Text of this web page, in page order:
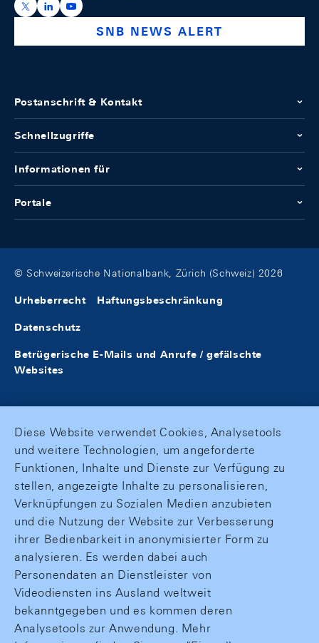
https://x.com/snb_bns
https://ch.linkedin.com/company/swiss-national-
https://www.youtube.com/@swissnationalbank
SNB NEWS ALERT
Postanschrift & Kontakt
Schnellzugriffe
Informationen für
Portale
© Schweizerische Nationalbank, Zürich (Schweiz) 2026
Urheberrecht Haftungsbeschränkung
Datenschutz
Betrügerische E-Mails und Anrufe / gefälschte
Websites
Diese Website verwendet Cookies, Analysetools
und weitere Technologien, um angeforderte
Funktionen, Inhalte und Dienste zur Verfügung zu
stellen, angezeigte Inhalte zu personalisieren,
Verknüpfungen zu Sozialen Medien anzubieten
und die Nutzung der Website zur Verbesserung
ihrer Bedienbarkeit in anonymisierter Form zu
analysieren. Es werden dabei auch
Personendaten an Dienstleister von
Videodiensten ins Ausland weltweit
bekanntgegeben und es kommen deren
Analysetools zur Anwendung. Mehr